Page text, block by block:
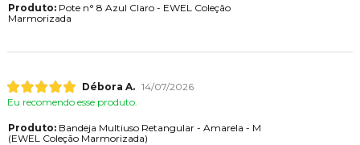
Produto:Pote n° 8 Azul Claro - EWEL Coleção
Marmorizada
Débora A. 14/07/2026
Eu recomendo esse produto.
Produto:Bandeja Multiuso Retangular - Amarela - M
(EWEL Coleção Marmorizada)